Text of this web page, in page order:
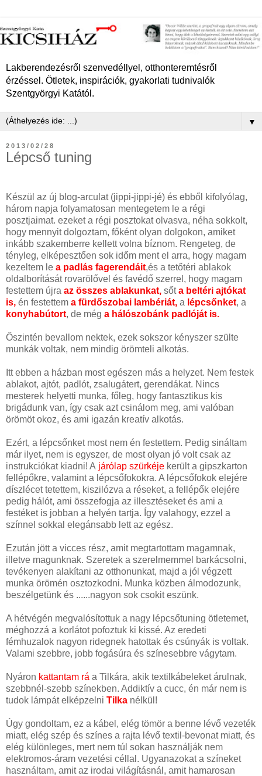
Lakberendezésről szenvedéllyel, otthonteremtésről
érzéssel. Ötletek, inspirációk, gyakorlati tudnivalók
Szentgyörgyi Katától.
▼
2013/02/28
Lépcső tuning
Készül az új blog-arculat (jippi-jippi-jé) és ebből kifolyólag,
három napja folyamatosan mentegetem le a régi
posztjaimat. ezeket a régi posztokat olvasva, néha sokkolt,
hogy mennyit dolgoztam, főként olyan dolgokon, amiket
inkább szakemberre kellett volna bíznom. Rengeteg, de
tényleg, elképesztően sok időm ment el arra, hogy magam
kezeltem le a padlás fagerendáit,és a tetőtéri ablakok
oldalborítását rovarölővel és favédő szerrel, hogy magam
festettem újra az összes ablakunkat, sőta beltéri ajtókat
is, én festettem a fürdőszobai lambériát, a lépcsőnket, a
konyhabútort, de még a hálószobánk padlóját is.
Őszintén bevallom nektek, ezek sokszor kényszer szülte
munkák voltak, nem mindig örömteli alkotás.
Itt ebben a házban most egészen más a helyzet. Nem festek
ablakot, ajtót, padlót, zsalugátert, gerendákat. Nincs
mesterek helyetti munka, főleg, hogy fantasztikus kis
brigádunk van, így csak azt csinálom meg, ami valóban
örömöt okoz, és ami igazán kreatív alkotás.
Ezért, a lépcsőnket most nem én festettem. Pedig sináltam
már ilyet, nem is egyszer, de most olyan jó volt csak az
instrukciókat kiadni! A járólap szürkéje került a gipszkarton
fellépőkre, valamint a lépcsőfokokra. A lépcsőfokok elejére
díszlécet tetettem, kiszilózva a réseket, a fellépők elejére
pedig hálót, ami összefogja az illesztéseket és ami a
festéket is jobban a helyén tartja. Így valahogy, ezzel a
színnel sokkal elegánsabb lett az egész.
Ezután jött a vicces rész, amit megtartottam magamnak,
illetve magunknak. Szeretek a szerelmemmel barkácsolni,
tevékenyen alakítani az otthonunkat, majd a jól végzett
munka örömén osztozkodni. Munka közben álmodozunk,
beszélgetünk és ......nagyon sok csokit eszünk.
A hétvégén megvalósítottuk a nagy lépcsőtuning ötletemet,
méghozzá a korlátot pofoztuk ki kissé. Az eredeti
fémhuzalok nagyon ridegnek hatottak és csúnyák is voltak.
Valami szebbre, jobb fogásúra és színesebbre vágytam.
Nyáron kattantam rá a Tilkára, akik textilkábeleket árulnak,
szebbnél-szebb színekben. Addiktív a cucc, én már nem is
tudok lámpát elképzelni Tilka nélkül!
Úgy gondoltam, ez a kábel, elég tömör a benne lévő vezeték
miatt, elég szép és színes a rajta lévő textil-bevonat miatt, és
elég különleges, mert nem túl sokan használják nem
elektromos-áram vezetési céllal. Ugyanazokat a színeket
használtam, amit az irodai világításnál, amit hamarosan